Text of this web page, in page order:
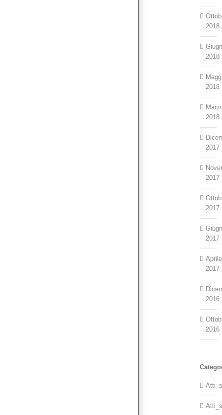
2018
2018
2018
2018
2017
2017
2017
2017
Aprile
2017
2016
2016